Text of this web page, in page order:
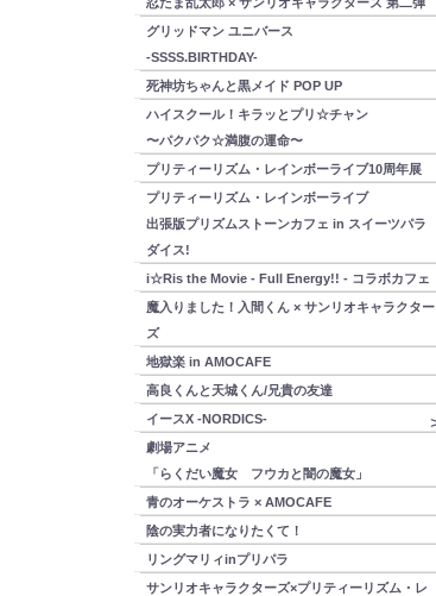
グリッドマン ユニバース
-SSSS.BIRTHDAY-
死神坊ちゃんと黒メイド POP UP
ハイスクール！キラッとプリ☆チャン
〜パクパク☆満腹の運命〜
プリティーリズム・レインボーライブ10周年展
プリティーリズム・レインボーライブ
出張版プリズムストーンカフェ in スイーツパラ
ダイス!
i☆Ris the Movie - Full Energy!! - コラボカフェ
魔入りました！入間くん × サンリオキャラクター
ズ
地獄楽 in AMOCAFE
高良くんと天城くん/兄貴の友達
イースX -NORDICS-
劇場アニメ
「らくだい魔女 フウカと闇の魔女」
青のオーケストラ × AMOCAFE
陰の実力者になりたくて！
リングマリィinプリパラ
サンリオキャラクターズ×プリティーリズム・レ